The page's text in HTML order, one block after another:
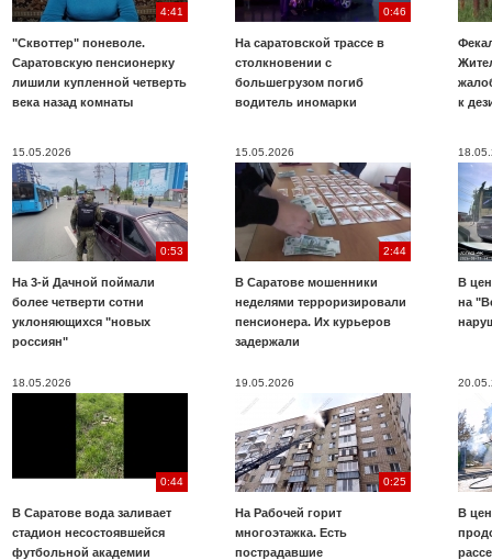
4:41
"Сквоттер" поневоле.
Саратовскую пенсионерку
лишили купленной четверть
века назад комнаты
0:46
На саратовской трассе в
столкновении с
большегрузом погиб
водитель иномарки
к
15.05.2026
0:53
На 3-й Дачной поймали
более четверти сотни
уклоняющихся "новых
россиян"
15.05.2026
2:44
В Саратове мошенники
неделями терроризировали
пенсионера. Их курьеров
задержали
В
на
18.05.2026
0:44
В Саратове вода заливает
стадион несостоявшейся
футбольной академии
19.05.2026
0:25
На Рабочей горит
многоэтажка. Есть
пострадавшие
В